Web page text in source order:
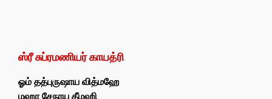
ஸ்ரீ சுப்ரமணியர் காயத்ரி
ஓம் தத்புருஷாய வித்மஹே
மஹா சேநாய தீமஹி